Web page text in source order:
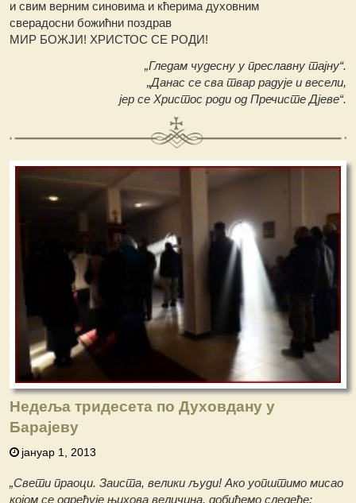
и свим верним синовима и кћерима духовним
сверадосни божићни поздрав
МИР БОЖЈИ! ХРИСТОС СЕ РОДИ!
„Гледам чудесну у преславну тајну“.
„Данас се сва твар радује и весели,
јер се Христос роди од Пречисте Дјеве“.
Недеља тридесета по Духовдану у
Барајеву
јануар 1, 2013
„Свети праоци. Заиста, велики људи! Ако уопштимо мисао
којом се одређује њихова величина, добићемо следеће: